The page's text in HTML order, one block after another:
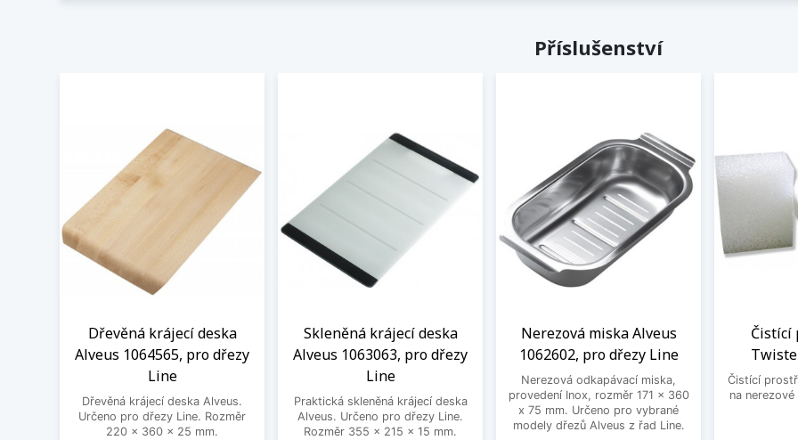
Příslušenství
Dřevěná krájecí deska
Alveus 1064565, pro dřezy
Line
Dřevěná krájecí deska Alveus.
Určeno pro dřezy Line. Rozměr
220 x 360 x 25 mm.
Skleněná krájecí deska
Alveus 1063063, pro dřezy
Line
Praktická skleněná krájecí deska
Alveus. Určeno pro dřezy Line.
Rozměr 355 x 215 x 15 mm.
Nerezová miska Alveus
1062602, pro dřezy Line
Nerezová odkapávací miska,
provedení Inox, rozměr 171 x 360
x 75 mm. Určeno pro vybrané
modely dřezů Alveus z řad Line.
Čistící
Čistící
na